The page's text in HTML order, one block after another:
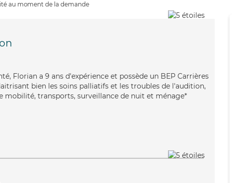
au moment de la demande
Florian a 9 ans d'expérience et possède un BEP Carrières
bien les soins palliatifs et les troubles de l'audition,
mobilité, transports, surveillance de nuit et ménage*